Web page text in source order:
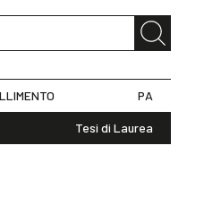
PA
Tesi di Laurea